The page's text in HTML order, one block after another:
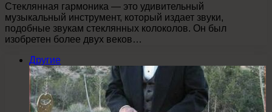
Стеклянная гармоника — это удивительный
музыкальный инструмент, который издает звуки,
подобные звукам стеклянных колоколов. Он был
изобретен более двух веков…
Другие